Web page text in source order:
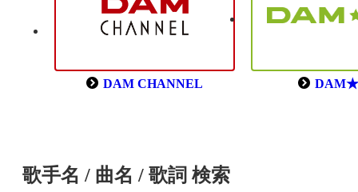
DAM CHANNEL DAM★
歌手名 / 曲名 / 歌詞 検索